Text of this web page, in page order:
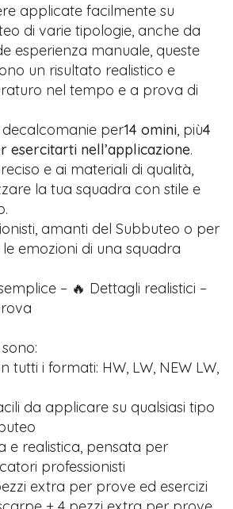
applicate facilmente su
di varie tipologie, anche da
esperienza manuale, queste
un risultato realistico e
nel tempo e a prova di
per14 omini, più4
esercitarti nell’applicazione.
e ai materiali di qualità,
la tua squadra con stile e
amanti del Subbuteo o per
emozioni di una squadra
– 🔥 Dettagli realistici –
tutti i formati: HW, LW, NEW LW,
da applicare su qualsiasi tipo
e realistica, pensata per
professionisti
extra per prove ed esercizi